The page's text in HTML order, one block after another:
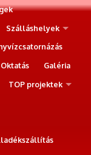
Szálláshelyek
Oktatás
Galéria
TOP projektek